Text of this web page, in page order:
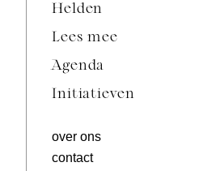
Helden
Lees mee
Agenda
Initiatieven
over ons
contact